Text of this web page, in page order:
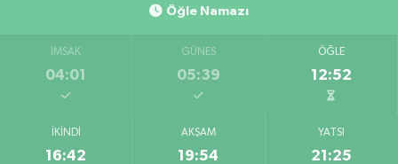
Öğle Namazı
İMSAK
04:01
GÜNEŞ
05:39
ÖĞLE
12:52
İKINDI
16:42
AKŞAM
19:54
YATSI
21:25